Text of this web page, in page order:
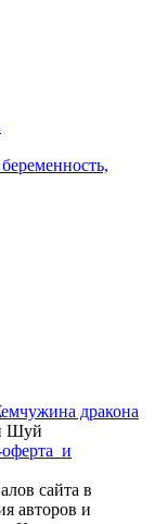
дракона
Шуй
и
сайта в
авторов и